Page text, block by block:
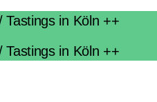
in Köln ++
in Köln ++